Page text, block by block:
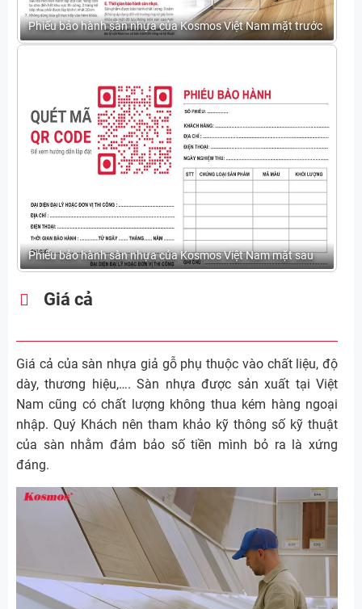
Phiếu bảo hành sàn nhựa của Kosmos Việt Nam mặt trước
Phiếu bảo hành sàn nhựa của Kosmos Việt Nam mặt sau
Giá cả
Giá cả của sàn nhựa giả gỗ phụ thuộc vào chất liệu, độ
dày, thương hiệu,…. Sàn nhựa được sản xuất tại Việt
Nam cũng có chất lượng không thua kém hàng ngoại
nhập. Quý Khách nên tham khảo kỹ thông số kỹ thuật
của sàn nhằm đảm bảo số tiền mình bỏ ra là xứng
đáng.